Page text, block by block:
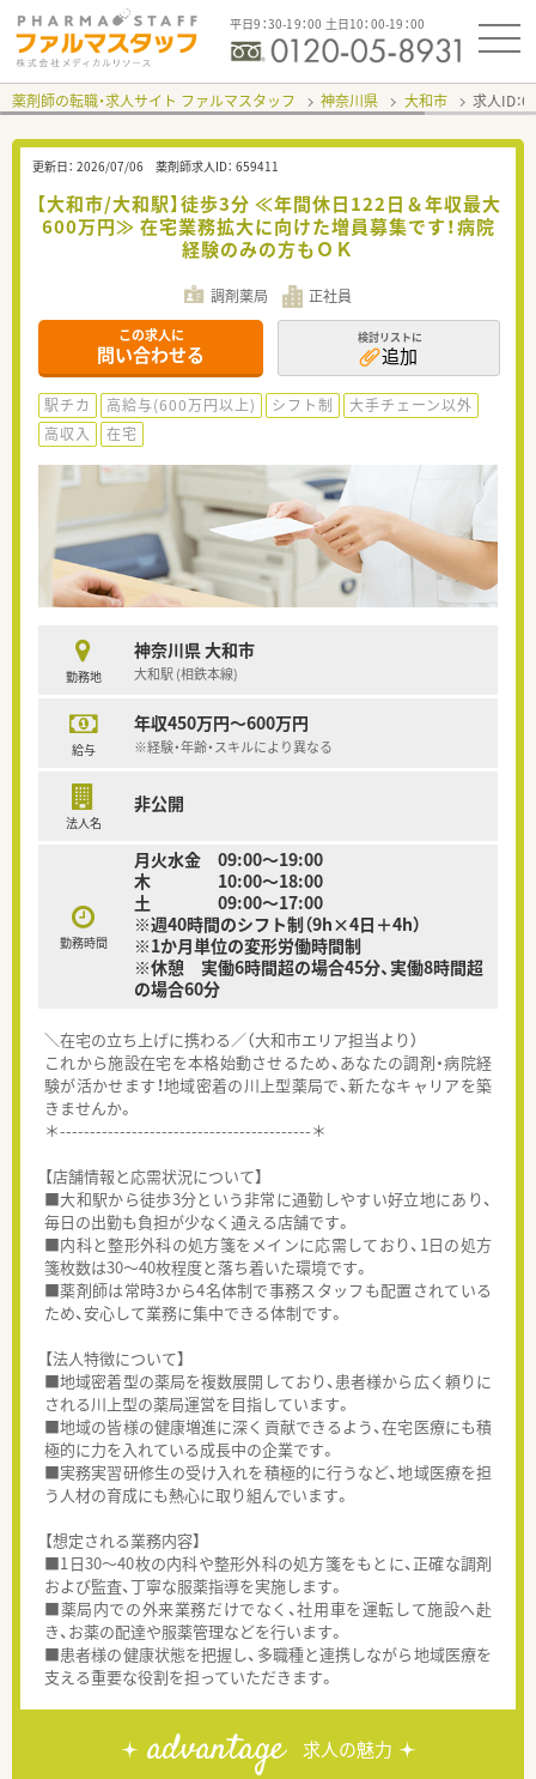
平日9：30-19：00 土日10：00-19：00
薬剤師の転職・求人サイト ファルマスタッフ 神奈川県 大和市 求人ID：
更新日： 2026/07/06 薬剤師求人ID： 659411
【大和市/大和駅】徒歩3分 ≪年間休日122日＆年収最大
600万円≫ 在宅業務拡大に向けた増員募集です！病院
経験のみの方もＯＫ
調剤薬局 正社員
この求人に
問い合わせる
検討リストに
追加
駅チカ 高給与(600万円以上) シフト制
大手チェーン以外
高収入
在宅
勤務地
神奈川県 大和市
大和駅 (相鉄本線)
給与
年収450万円～600万円
※経験・年齢・スキルにより異なる
法人名
非公開
勤務時間
月火水金 09:00～19:00
木 10:00～18:00
土 09:00～17:00
※週40時間のシフト制（9h×4日＋4h）
※1か月単位の変形労働時間制
※休憩 実働6時間超の場合45分、実働8時間超
の場合60分
＼在宅の立ち上げに携わる／（大和市エリア担当より）
これから施設在宅を本格始動させるため、あなたの調剤・病院経
験が活かせます！地域密着の川上型薬局で、新たなキャリアを築
きませんか。
＊------------------------------------------＊
【店舗情報と応需状況について】
■大和駅から徒歩3分という非常に通勤しやすい好立地にあり、
毎日の出勤も負担が少なく通える店舗です。
■内科と整形外科の処方箋をメインに応需しており、1日の処方
箋枚数は30～40枚程度と落ち着いた環境です。
■薬剤師は常時3から4名体制で事務スタッフも配置されている
ため、安心して業務に集中できる体制です。
【法人特徴について】
■地域密着型の薬局を複数展開しており、患者様から広く頼りに
される川上型の薬局運営を目指しています。
■地域の皆様の健康増進に深く貢献できるよう、在宅医療にも積
極的に力を入れている成長中の企業です。
■実務実習研修生の受け入れを積極的に行うなど、地域医療を担
う人材の育成にも熱心に取り組んでいます。
【想定される業務内容】
■1日30～40枚の内科や整形外科の処方箋をもとに、正確な調剤
および監査、丁寧な服薬指導を実施します。
■薬局内での外来業務だけでなく、社用車を運転して施設へ赴
き、お薬の配達や服薬管理などを行います。
■患者様の健康状態を把握し、多職種と連携しながら地域医療を
支える重要な役割を担っていただきます。
advantage 求人の魅力